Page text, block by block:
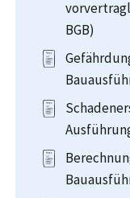
BGB)